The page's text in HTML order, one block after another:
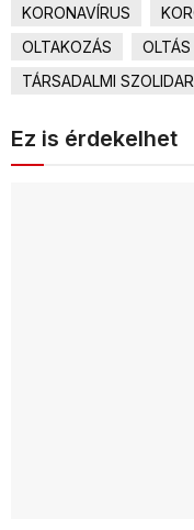
KORONAVÍRUS
OLTAKOZÁS
OLTÁS
TÁRSADALMI
Ez is érdekelhet